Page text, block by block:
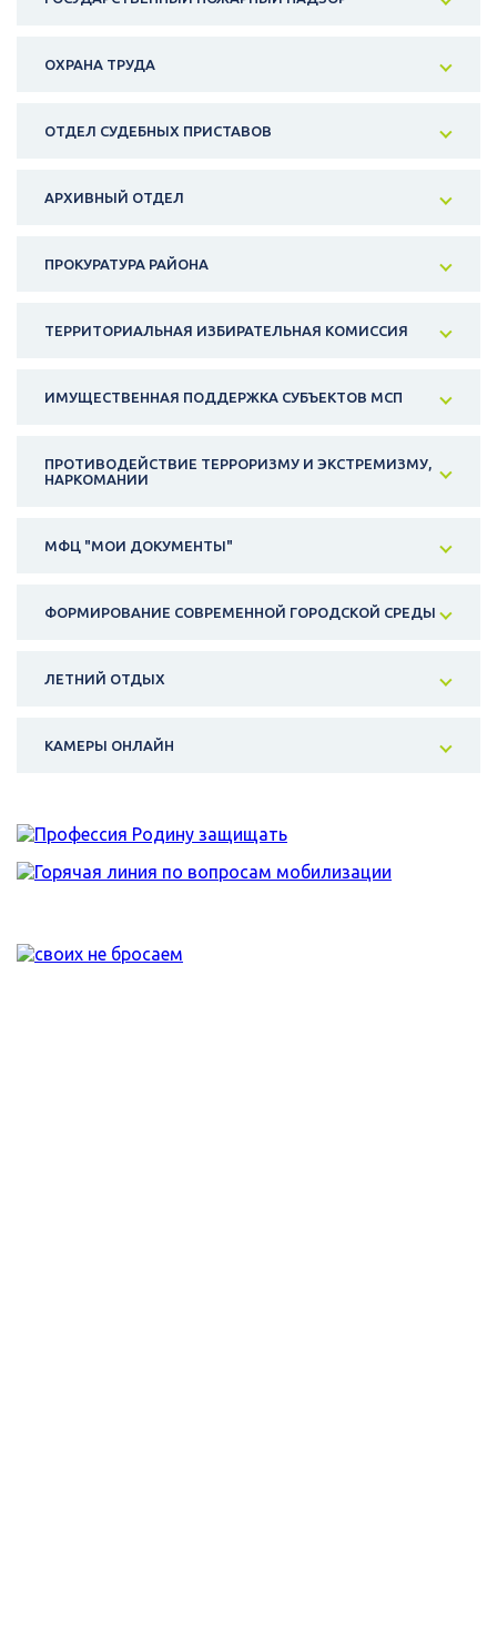
ОХРАНА ТРУДА
ОТДЕЛ СУДЕБНЫХ ПРИСТАВОВ
АРХИВНЫЙ ОТДЕЛ
ПРОКУРАТУРА РАЙОНА
ТЕРРИТОРИАЛЬНАЯ ИЗБИРАТЕЛЬНАЯ КОМИССИЯ
ИМУЩЕСТВЕННАЯ ПОДДЕРЖКА СУБЪЕКТОВ МСП
ПРОТИВОДЕЙСТВИЕ ТЕРРОРИЗМУ И ЭКСТРЕМИЗМУ,
НАРКОМАНИИ
МФЦ "МОИ ДОКУМЕНТЫ"
ФОРМИРОВАНИЕ СОВРЕМЕННОЙ ГОРОДСКОЙ СРЕДЫ
ЛЕТНИЙ ОТДЫХ
КАМЕРЫ ОНЛАЙН